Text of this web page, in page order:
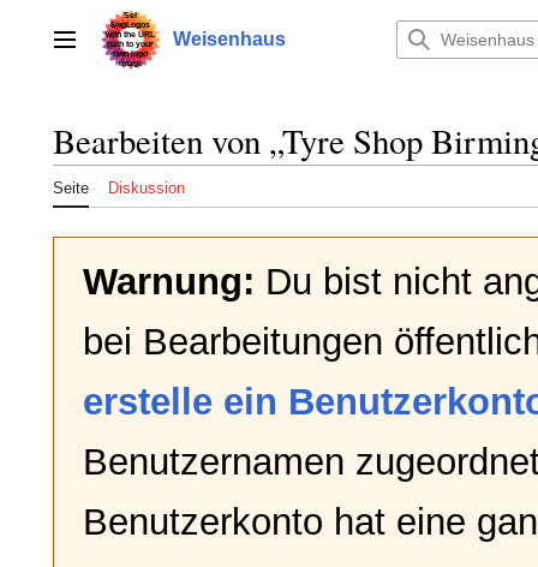
springenHauptmenü Weisenhaus
Bearbeiten von „Tyre Shop
Seite Diskussion
Warnung: Du bist nicht
bei Bearbeitungen
erstelle ein
Benutzernamen
Benutzerkonto hat eine